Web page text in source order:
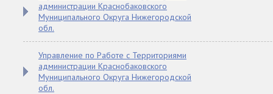
администрации Краснобаковского
Муниципального Округа Нижегородской
обл.
Управление по Работе с Территориями
администрации Краснобаковского
Муниципального Округа Нижегородской
обл.